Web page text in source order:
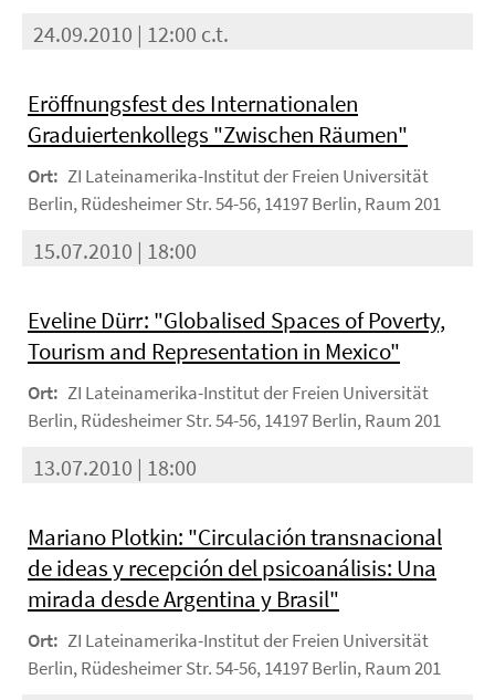
24.09.2010 | 12:00 c.t.
Eröffnungsfest des Internationalen
Graduiertenkollegs "Zwischen Räumen"
Ort: ZI Lateinamerika-Institut der Freien Universität
Berlin, Rüdesheimer Str. 54-56, 14197 Berlin, Raum 201
15.07.2010 | 18:00
Eveline Dürr: "Globalised Spaces of Poverty,
Tourism and Representation in Mexico"
Ort: ZI Lateinamerika-Institut der Freien Universität
Berlin, Rüdesheimer Str. 54-56, 14197 Berlin, Raum 201
13.07.2010 | 18:00
Mariano Plotkin: "Circulación transnacional
de ideas y recepción del psicoanálisis: Una
mirada desde Argentina y Brasil"
Ort: ZI Lateinamerika-Institut der Freien Universität
Berlin, Rüdesheimer Str. 54-56, 14197 Berlin, Raum 201